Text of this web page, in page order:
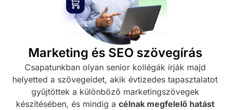
Marketing és SEO szövegírás
Csapatunkban olyan senior kollégák írják majd
helyetted a szövegeidet, akik évtizedes tapasztalatot
gyűjtöttek a különböző marketingszövegek
készítésében, és mindig a célnak megfelelő hatást